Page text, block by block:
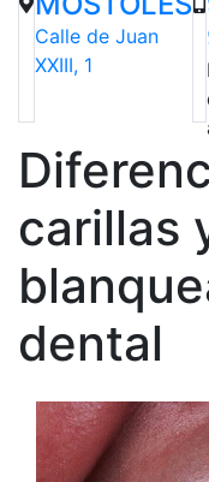
Calle de Juan
XXIII, 1
carillas
dental